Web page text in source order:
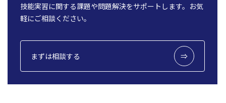
技能実習に関する課題や問題解決をサポートします。お気
軽にご相談ください。
まずは相談する